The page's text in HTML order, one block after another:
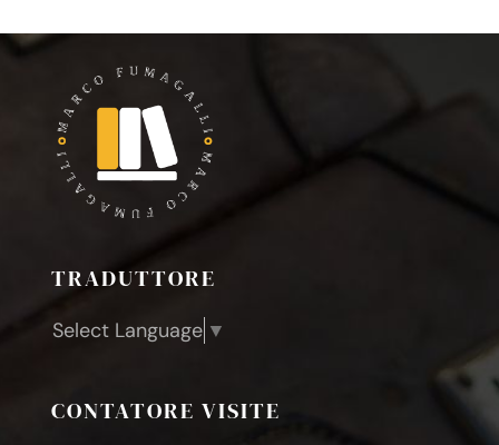
TRADUTTORE
Select Language ▼
CONTATORE VISITE